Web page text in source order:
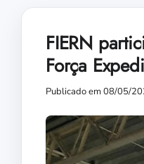
FIERN
Força
Publicado em 08/05/